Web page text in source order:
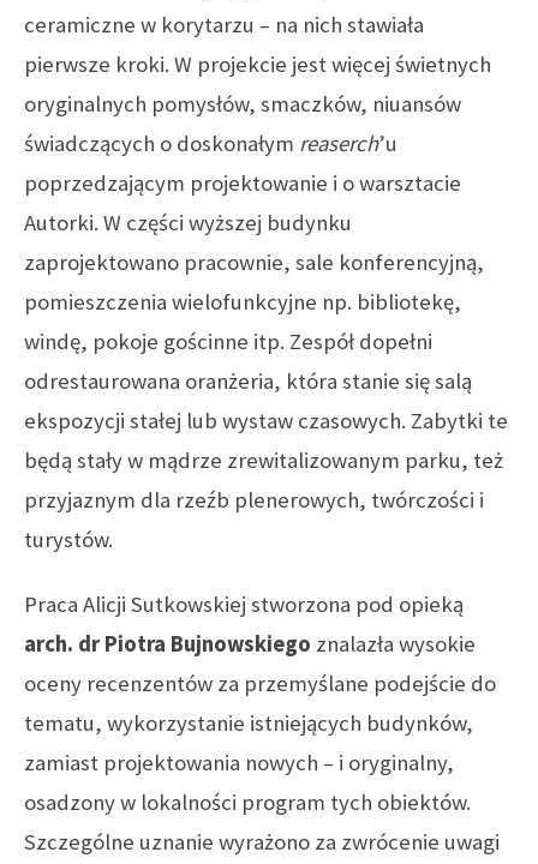
ceramiczne w korytarzu – na nich stawiała
pierwsze kroki. W projekcie jest więcej świetnych
oryginalnych pomysłów, smaczków, niuansów
świadczących o doskonałym reaserch’u
poprzedzającym projektowanie i o warsztacie
Autorki. W części wyższej budynku
zaprojektowano pracownie, sale konferencyjną,
pomieszczenia wielofunkcyjne np. bibliotekę,
windę, pokoje gościnne itp. Zespół dopełni
odrestaurowana oranżeria, która stanie się salą
ekspozycji stałej lub wystaw czasowych. Zabytki te
będą stały w mądrze zrewitalizowanym parku, też
przyjaznym dla rzeźb plenerowych, twórczości i
turystów.
Praca Alicji Sutkowskiej stworzona pod opieką
arch. dr Piotra Bujnowskiego znalazła wysokie
oceny recenzentów za przemyślane podejście do
tematu, wykorzystanie istniejących budynków,
zamiast projektowania nowych – i oryginalny,
osadzony w lokalności program tych obiektów.
Szczególne uznanie wyrażono za zwrócenie uwagi